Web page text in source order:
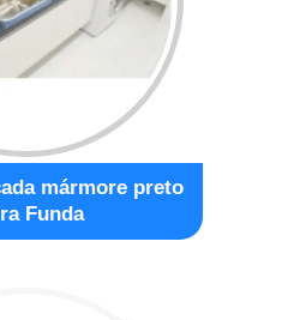
mármore preto
Funda